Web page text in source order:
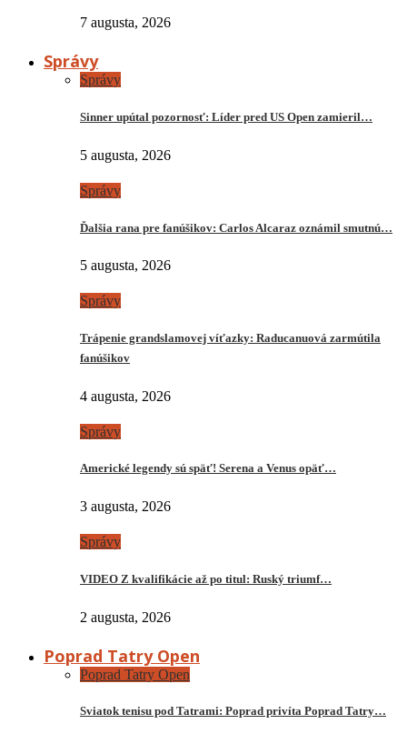
7 augusta, 2026
Správy
Správy
Sinner upútal pozornosť: Líder pred US Open zamieril…
5 augusta, 2026
Správy
Ďalšia rana pre fanúšikov: Carlos Alcaraz oznámil smutnú…
5 augusta, 2026
Správy
Trápenie grandslamovej víťazky: Raducanuová zarmútila
fanúšikov
4 augusta, 2026
Správy
Americké legendy sú späť! Serena a Venus opäť…
3 augusta, 2026
Správy
VIDEO Z kvalifikácie až po titul: Ruský triumf…
2 augusta, 2026
Poprad Tatry Open
Poprad Tatry Open
Sviatok tenisu pod Tatrami: Poprad privíta Poprad Tatry…